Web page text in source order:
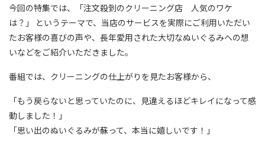
今回の特集では、「注文殺到のクリーニング店 人気のワケ
は？」 というテーマで、当店のサービスを実際にご利用いただい
たお客様の喜びの声や、長年愛用された大切なぬいぐるみへの想
いなどをご紹介いただきました。
番組では、クリーニングの仕上がりを見たお客様から、
「もう戻らないと思っていたのに、見違えるほどキレイになって感
動しました！」
「思い出のぬいぐるみが蘇って、本当に嬉しいです！」